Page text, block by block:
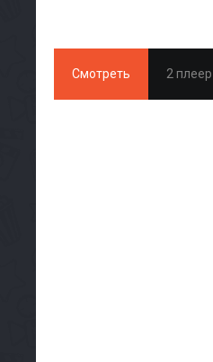
Смотреть 2 плеер